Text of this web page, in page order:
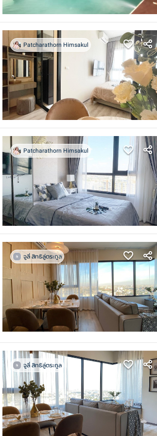
Patcharathorn Himsakul
Patcharathorn Himsakul
จูลี่ สิทธิลู่ตระกูล
จูลี่ สิทธิลู่ตระกูล